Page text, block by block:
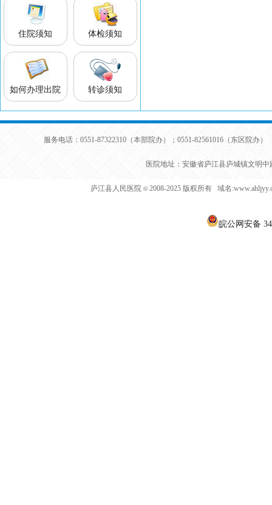
住院须知 体检须知
如何办理出院 转诊须知
服务电话：0551-87322310（本部院办）；0551-82561016（东区院办
医院地址：安徽省庐江县庐城镇文明
庐江县人民医院 © 2008-2025 版权所有 域名
皖公网安备